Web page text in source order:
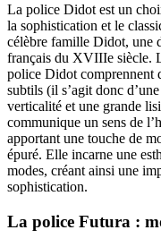
La police Didot est un choix typographique qui évoque l’élégance,
la sophistication et le
célèbre famille Didot, une
français du XVIIIe siècle.
police Didot comprennent
subtils (il s’agit donc d’une
verticalité et une grande
communique un sens de
apportant une touche de
épuré. Elle incarne une
modes, créant ainsi une
sophistication.
La police Futura :